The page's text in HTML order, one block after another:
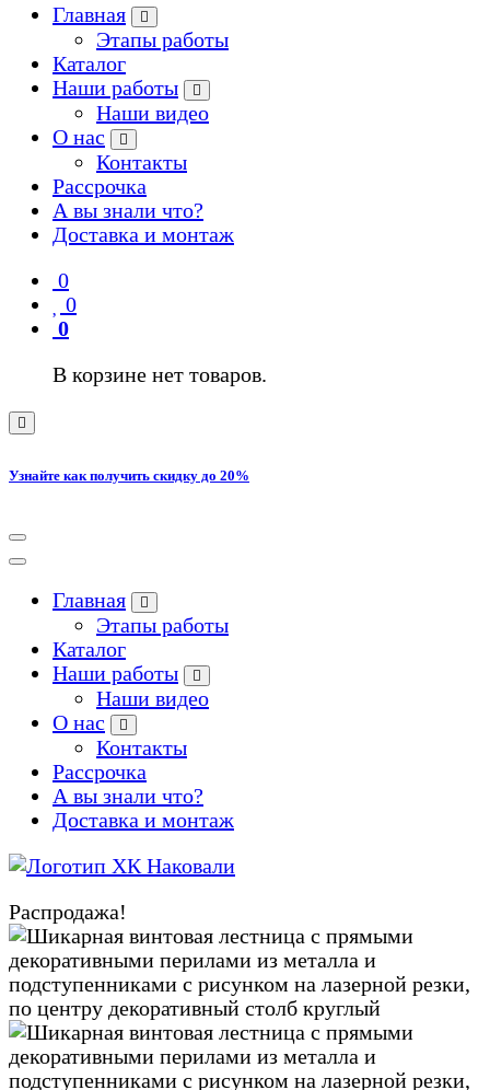
Главная
Этапы работы
Каталог
Наши работы
Наши видео
О нас
Контакты
Рассрочка
А вы знали что?
Доставка и монтаж
0
0
0
В корзине нет товаров.
Узнайте как получить скидку до 20%
Главная
Этапы работы
Каталог
Наши работы
Наши видео
О нас
Контакты
Рассрочка
А вы знали что?
Доставка и монтаж
Распродажа!
Zoom